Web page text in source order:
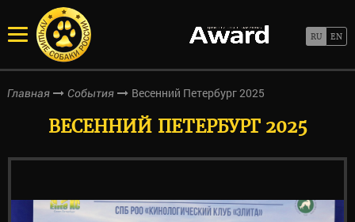
Главная События Весенний Петербург 2025
ВЕСЕННИЙ ПЕТЕРБУРГ 2025